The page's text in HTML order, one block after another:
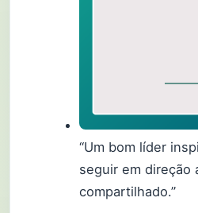
“Um bom líder
seguir em direção
compartilhado.”